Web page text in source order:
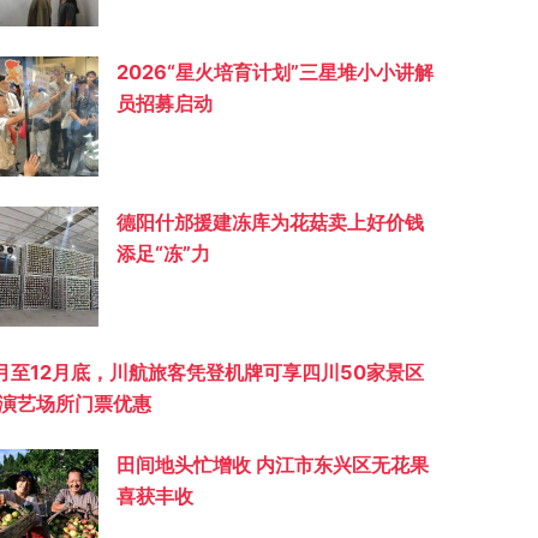
2026“星火培育计划”三星堆小小讲解
员招募启动
德阳什邡援建冻库为花菇卖上好价钱
添足“冻”力
至12月底，川航旅客凭登机牌可享四川50家景区
艺场所门票优惠
田间地头忙增收 内江市东兴区无花果
喜获丰收